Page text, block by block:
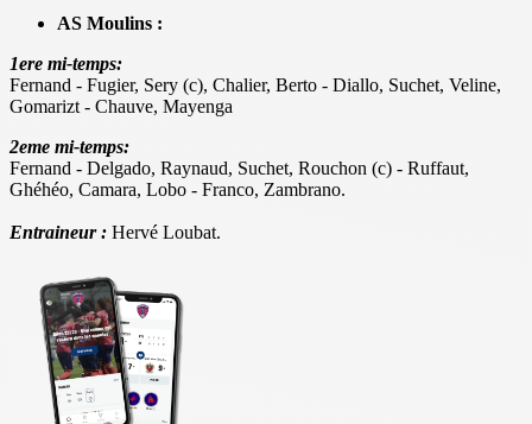
AS Moulins :
1ere mi-temps:
Fernand - Fugier, Sery (c), Chalier, Berto - Diallo, Suchet, Veline,
Gomarizt - Chauve, Mayenga
2eme mi-temps:
Fernand - Delgado, Raynaud, Suchet, Rouchon (c) - Ruffaut,
Ghéhéo, Camara, Lobo - Franco, Zambrano.
Entraineur : Hervé Loubat.